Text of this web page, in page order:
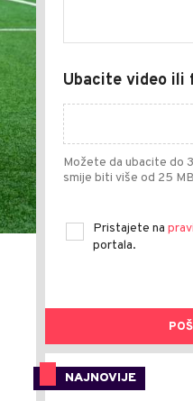
Ubacite video ili
Možete da ubacite do
smije biti više od 25
Pristajete na
portala.
NAJNOVIJE